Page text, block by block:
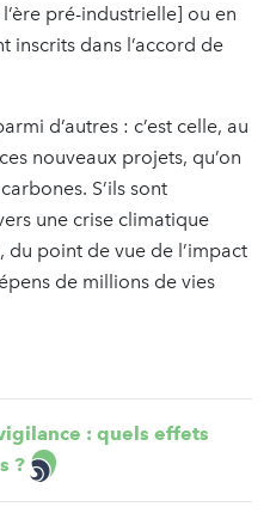
pré-industrielle] ou en
inscrits dans l’accord de
d’autres : c’est celle, au
nouveaux projets, qu’on
S’ils sont
une crise climatique
point de vue de l’impact
de millions de vies
: quels effets
?